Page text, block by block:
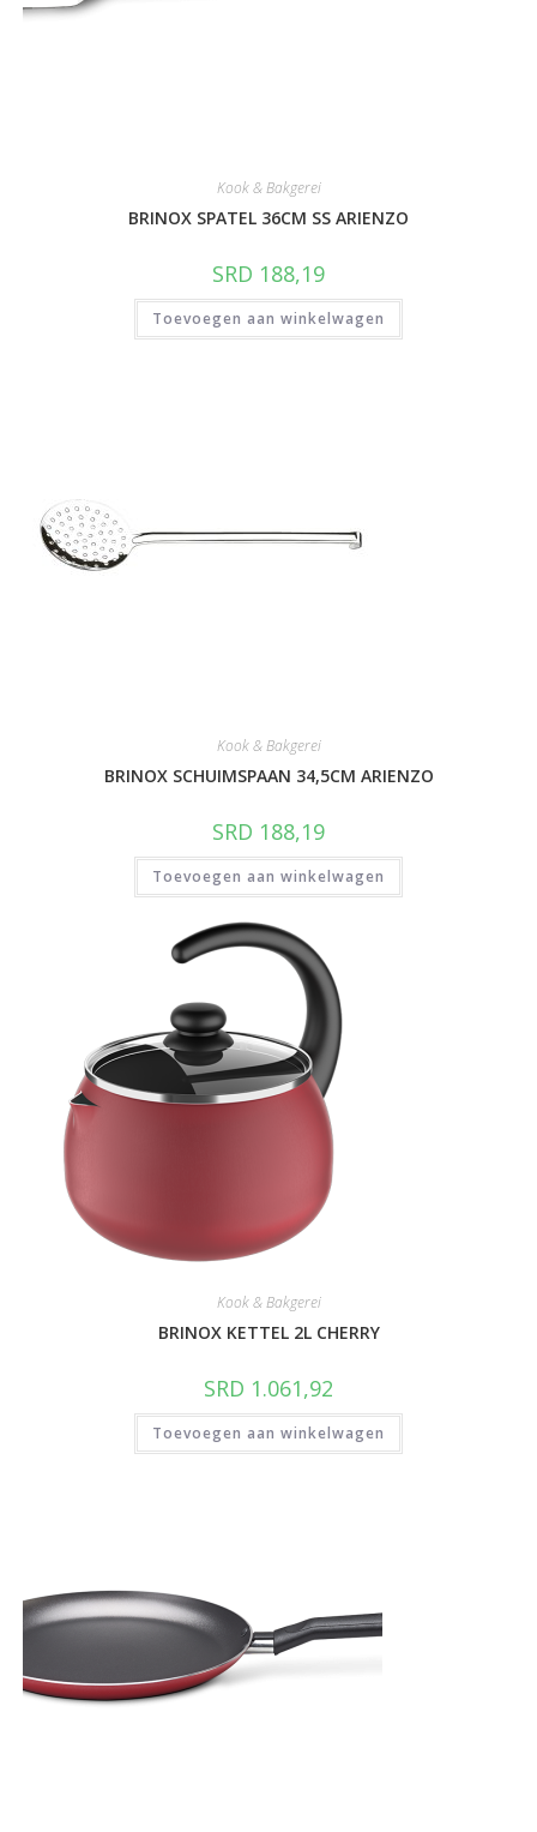
Kook & Bakgerei
BRINOX SPATEL 36CM SS ARIENZO
SRD 188,19
Toevoegen aan winkelwagen
Kook & Bakgerei
BRINOX SCHUIMSPAAN 34,5CM ARIENZO
SRD 188,19
Toevoegen aan winkelwagen
Kook & Bakgerei
BRINOX KETTEL 2L CHERRY
SRD 1.061,92
Toevoegen aan winkelwagen